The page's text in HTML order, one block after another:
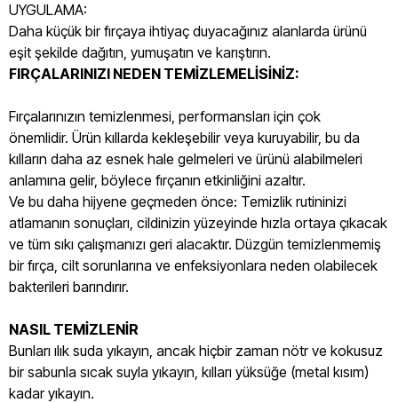
UYGULAMA:
Daha küçük bir fırçaya ihtiyaç duyacağınız alanlarda ürünü
eşit şekilde dağıtın, yumuşatın ve karıştırın.
FIRÇALARINIZI NEDEN TEMİZLEMELİSİNİZ:
Fırçalarınızın temizlenmesi, performansları için çok
önemlidir. Ürün kıllarda kekleşebilir veya kuruyabilir, bu da
kılların daha az esnek hale gelmeleri ve ürünü alabilmeleri
anlamına gelir, böylece fırçanın etkinliğini azaltır.
Ve bu daha hijyene geçmeden önce: Temizlik rutininizi
atlamanın sonuçları, cildinizin yüzeyinde hızla ortaya çıkacak
ve tüm sıkı çalışmanızı geri alacaktır. Düzgün temizlenmemiş
bir fırça, cilt sorunlarına ve enfeksiyonlara neden olabilecek
bakterileri barındırır.
NASIL TEMİZLENİR
Bunları ılık suda yıkayın, ancak hiçbir zaman nötr ve kokusuz
bir sabunla sıcak suyla yıkayın, kılları yüksüğe (metal kısım)
kadar yıkayın.